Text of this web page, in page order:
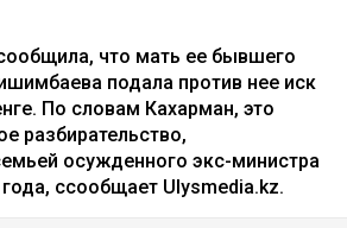
требует с Назым
Бишимбаева
06.08.2026, 08:58